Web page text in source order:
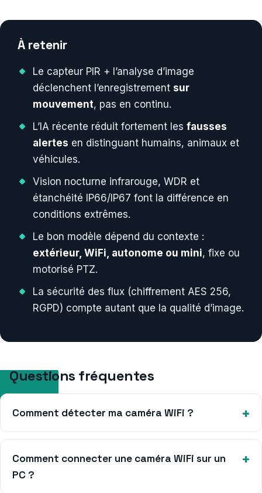
À retenir
Le capteur PIR + l’analyse d’image
déclenchent l’enregistrement sur
mouvement, pas en continu.
L’IA récente réduit fortement les fausses
alertes en distinguant humains, animaux et
véhicules.
Vision nocturne infrarouge, WDR et
étanchéité IP66/IP67 font la différence en
conditions extrêmes.
Le bon modèle dépend du contexte :
extérieur, WiFi, autonome ou mini, fixe ou
motorisé PTZ.
La sécurité des flux (chiffrement AES 256,
RGPD) compte autant que la qualité d’image.
Questions fréquentes
Comment détecter ma caméra WiFi ?
Comment connecter une caméra WiFi sur un
PC ?